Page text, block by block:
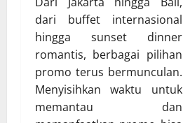
dari buffet internasional
hingga sunset dinner
romantis, berbagai pilihan
promo terus bermunculan.
Menyisihkan waktu untuk
memantau dan